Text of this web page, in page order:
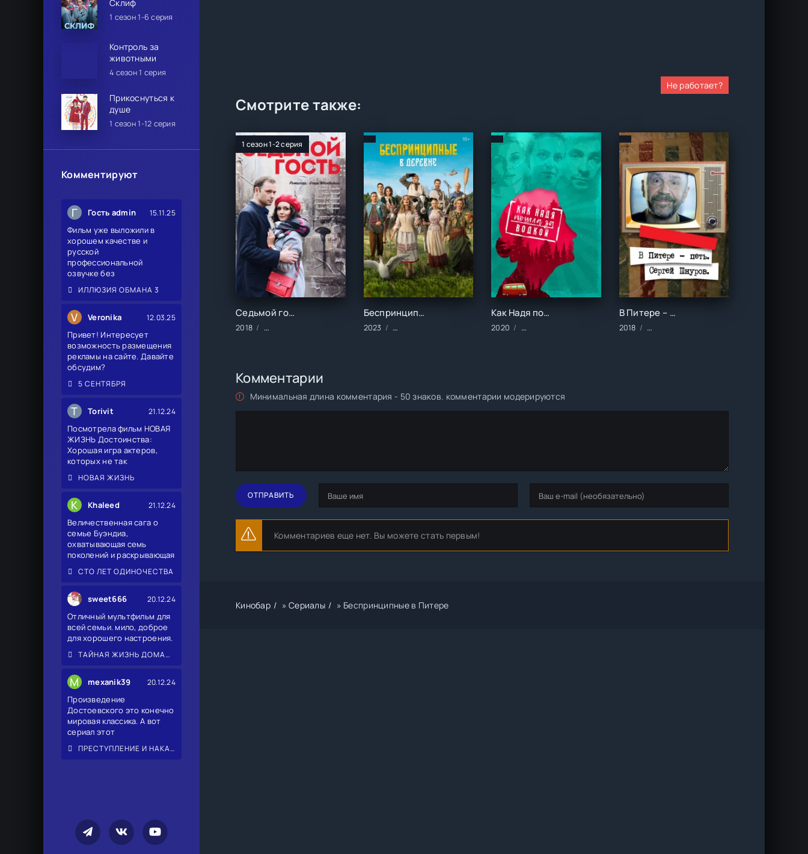
Склиф
1 сезон 1-6 серия
Контроль за
животными
4 сезон 1 серия
Прикоснуться к
душе
1 сезон 1-12 серия
Комментируют
Г Гость admin 15.11.25
Фильм уже выложили в
хорошем качестве и
русской
профессиональной
озвучке без
ИЛЛЮЗИЯ ОБМАНА 3
V Veronika 12.03.25
Привет! Интересует
возможность размещения
рекламы на сайте. Давайте
обсудим?
5 СЕНТЯБРЯ
T Torivit 21.12.24
Посмотрела фильм НОВАЯ
ЖИЗНЬ Достоинства:
Хорошая игра актеров,
которых не так
НОВАЯ ЖИЗНЬ
K Khaleed 21.12.24
Величественная сага о
семье Буэндиа,
охватывающая семь
поколений и раскрывающая
СТО ЛЕТ ОДИНОЧЕСТВА
sweet666 20.12.24
Отличный мультфильм для
всей семьи. мило, доброе
для хорошего настроения.
ТАЙНАЯ ЖИЗНЬ ДОМАШНИХ ЖИВОТНЫХ 2
M mexanik39 20.12.24
Произведение
Достоевского это конечно
мировая классика. А вот
сериал этот
ПРЕСТУПЛЕНИЕ И НАКАЗАНИЕ
Не работает?
Смотрите также:
1 сезон 1-2 серия
Седьмой гость (1 сезон)
2018 Фильмы/2018 год/Зарубежные/Детективы
Беспринципные в деревне ()
2023 Фильмы/2023 год/Зарубежные/Комедии
Как Надя пошла за водкой ()
2020 Фильмы/2020 год/Зарубежные/Комедии
В Питере – петь. Сергей Шнуров ()
2018 Фильмы/2018 год/Зарубежные/
Комментарии
Минимальная длина комментария - 50 знаков. комментарии модерируются
ОТПРАВИТЬ
Комментариев еще нет. Вы можете стать первым!
Кинобар »Сериалы » Беспринципные в Питере